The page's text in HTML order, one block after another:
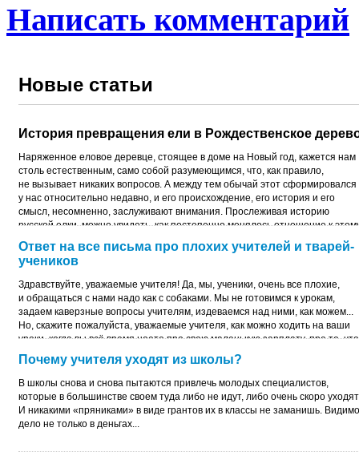
Написать комментарий
Новые статьи
История превращения ели в Рождественское
Наряженное еловое деревце, стоящее в доме на Новый год, кажется нам
столь естественным, само собой разумеющимся, что, как правило,
не вызывает никаких вопросов. А между тем обычай этот сформировался
у нас относительно недавно, и его происхождение, его история и его
смысл, несомненно, заслуживают внимания. Прослеживая историю
русской елки, можно увидеть, как постепенно менялось отношение к
дереву.
Ответ на все письма про плохих учителей и тварей-
учеников
Здравствуйте, уважаемые учителя! Да, мы, ученики, очень все плохие,
и обращаться с нами надо как с собаками. Мы не готовимся к урокам,
задаем каверзные вопросы учителям, издеваемся над ними, как можем...
Но, скажите пожалуйста, уважаемые учителя, как можно ходить на ваши
уроки, когда вы всё время ноете про свою маленькую зарплату, про то, что
вам не хватает времени на семью, про то какие мы все наглые стали. Вот
реальный пример из моей школьной жизни...
Почему учителя уходят из школы?
В школы снова и снова пытаются привлечь молодых специалистов,
которые в большинстве своем туда либо не идут, либо очень скоро
И никакими «пряниками» в виде грантов их в классы не заманишь. Видимо
дело не только в деньгах...